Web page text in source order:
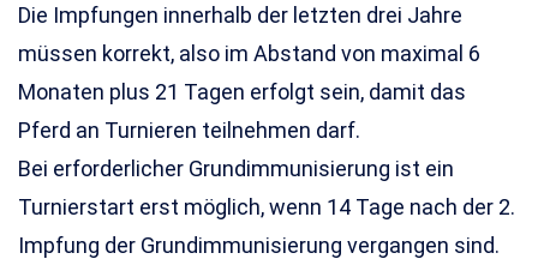
Die Impfungen innerhalb der letzten drei Jahre
müssen korrekt, also im Abstand von maximal 6
Monaten plus 21 Tagen erfolgt sein, damit das
Pferd an Turnieren teilnehmen darf.
Bei erforderlicher Grundimmunisierung ist ein
Turnierstart erst möglich, wenn 14 Tage nach der 2.
Impfung der Grundimmunisierung vergangen sind.